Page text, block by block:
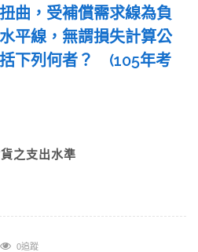
曲，受補償需求線為負
平線，無謂損失計算公
下列何者？ (105年考
之支出水準
0追蹤